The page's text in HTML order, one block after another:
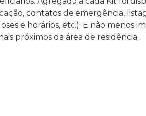
contatos de emergência,
e horários, etc.). E não menos
próximos da área de residência.